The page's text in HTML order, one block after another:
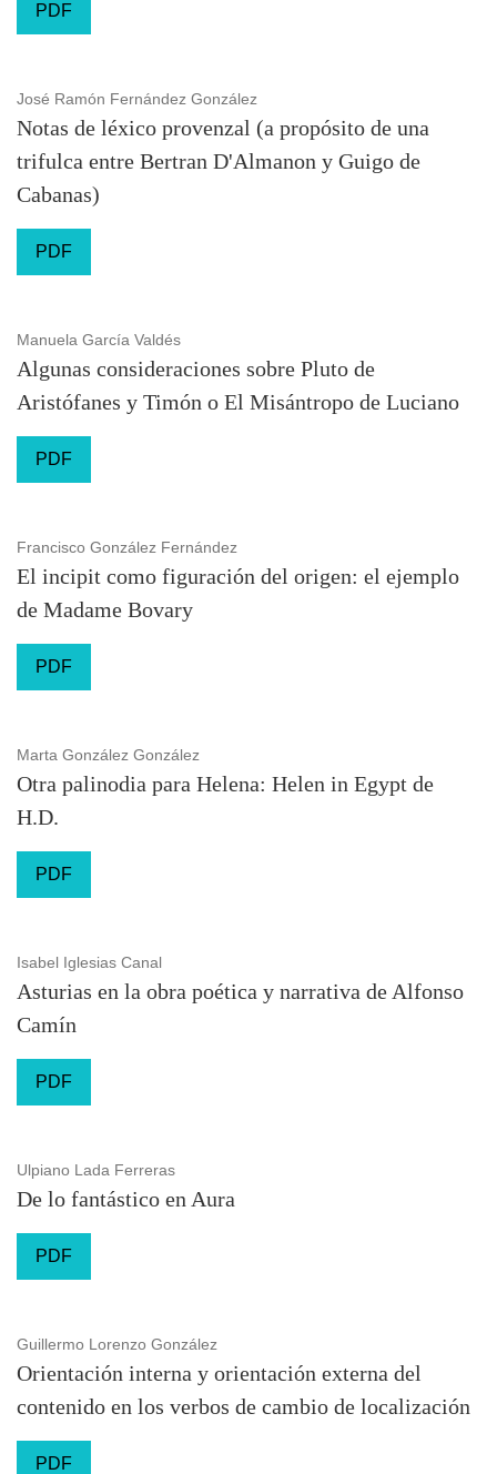
PDF
José Ramón Fernández González
Notas de léxico provenzal (a propósito de una
trifulca entre Bertran D'Almanon y Guigo de
Cabanas)
PDF
Manuela García Valdés
Algunas consideraciones sobre Pluto de
Aristófanes y Timón o El Misántropo de Luciano
PDF
Francisco González Fernández
El incipit como figuración del origen: el ejemplo
de Madame Bovary
PDF
Marta González González
Otra palinodia para Helena: Helen in Egypt de
H.D.
PDF
Isabel Iglesias Canal
Asturias en la obra poética y narrativa de Alfonso
Camín
PDF
Ulpiano Lada Ferreras
De lo fantástico en Aura
PDF
Guillermo Lorenzo González
Orientación interna y orientación externa del
contenido en los verbos de cambio de localización
PDF